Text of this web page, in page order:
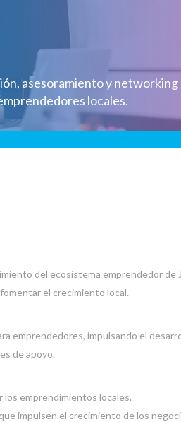
asesoramiento y networking
locales.
del ecosistema emprendedor de
el crecimiento local.
emprendedores, impulsando el
de apoyo.
los emprendimientos locales.
que impulsen el crecimiento de los